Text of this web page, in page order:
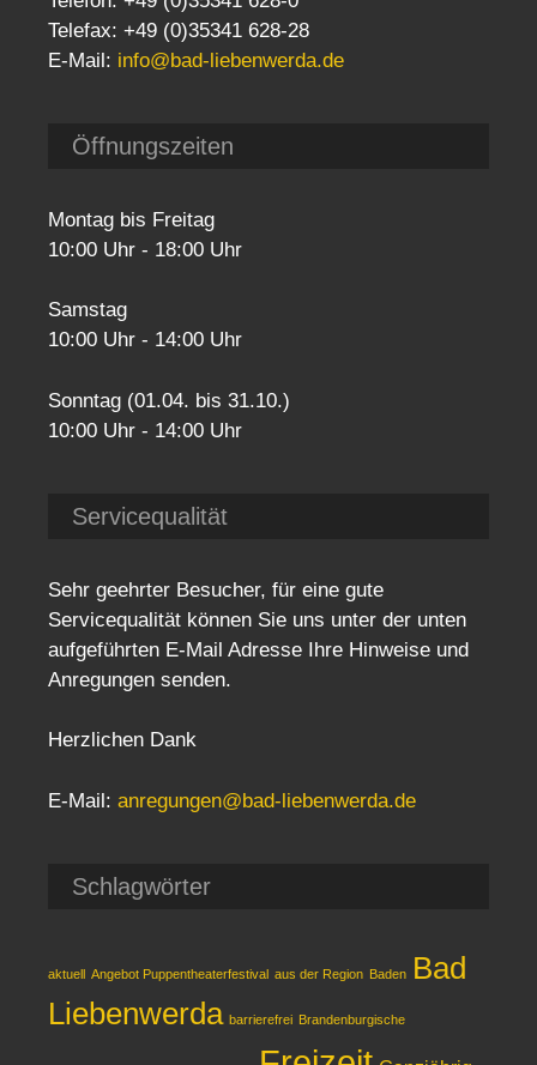
Telefax: +49 (0)35341 628-28
E-Mail: info@bad-liebenwerda.de
Öffnungszeiten
Montag bis Freitag
10:00 Uhr - 18:00 Uhr
Samstag
10:00 Uhr - 14:00 Uhr
Sonntag (01.04. bis 31.10.)
10:00 Uhr - 14:00 Uhr
Servicequalität
Sehr geehrter Besucher, für eine gute
Servicequalität können Sie uns unter der unten
aufgeführten E-Mail Adresse Ihre Hinweise und
Anregungen senden.
Herzlichen Dank
E-Mail: anregungen@bad-liebenwerda.de
Schlagwörter
aktuell Angebot Puppentheaterfestival aus der Region Baden Bad
Liebenwerda barrierefrei Brandenburgische